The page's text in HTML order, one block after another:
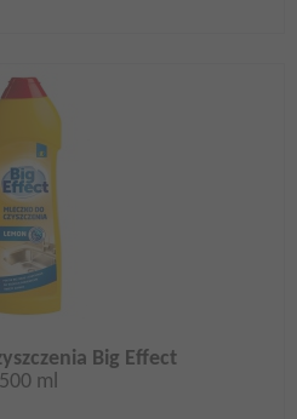
Big Effect
500 ml